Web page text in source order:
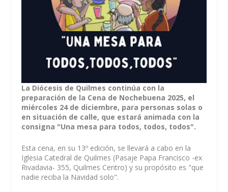
La Diócesis de Quilmes continúa con la
preparación de la Cena de Nochebuena 2025, el
miércoles 24 de diciembre, para personas solas o
en situación de calle, que estará animada con la
consigna "Una mesa para todos, todos, todos".
Esta cena, en su 13º edición, se llevará a cabo en la
Iglesia Catedral de Quilmes (Pasaje Papa Francisco -ex
Rivadavia- 355, Quilmes Centro) y su propósito es "que
nadie reciba la Navidad solo".